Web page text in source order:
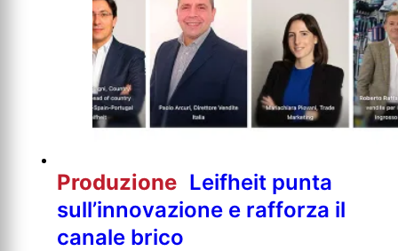
Produzione Leifheit punta
sull’innovazione e rafforza il
canale brico